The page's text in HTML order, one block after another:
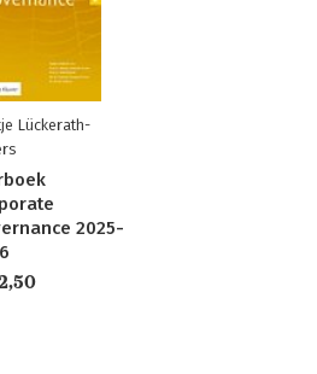
Lückerath-
2025-